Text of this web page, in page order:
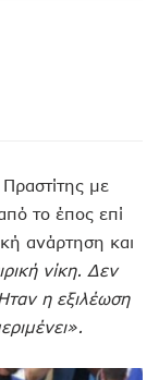
με
το έπος επί
ανάρτηση και
νίκη. Δεν
η εξιλέωση